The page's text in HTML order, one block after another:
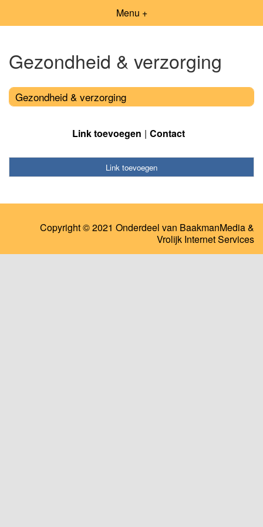
Menu +
Gezondheid & verzorging
Gezondheid & verzorging
Link toevoegen Contact
Link toevoegen
Copyright © 2021 Onderdeel van BaakmanMedia&
Vrolijk Internet Services